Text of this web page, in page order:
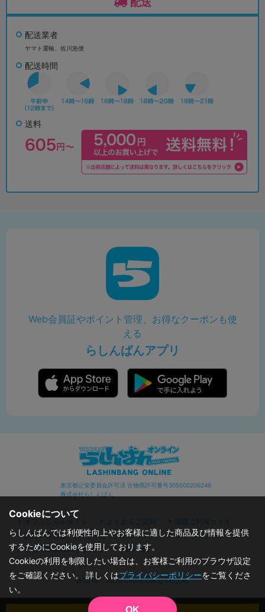
配送業者
ヤマト運輸、佐川急便
配送時間
送料
Web会員証やポイント管理、お得なクーポンも使
える
らしんばんアプリ
東京都公安委員会許可済 古物商許可番号305500206246
株式会社らしんばん
オフィシャルサイト よくあるご質問
通販ご利用ガイド
お問い合わせ
セキュリティポリシー
プライバシーポリシー
特定商取引に関する表記
利用規約
©2019 - 2026 Lashinbang Co.,Ltd.
Cookieについて
らしんばんでは利便性向上やお客様に適した商品及び情報を提供
するためにCookieを使用しております。
Cookieの利用を制限したい場合は、お客様ご利用のブラウザ設定
をご確認ください。 詳しくはプライバシーポリシーをご覧くださ
い。
OK